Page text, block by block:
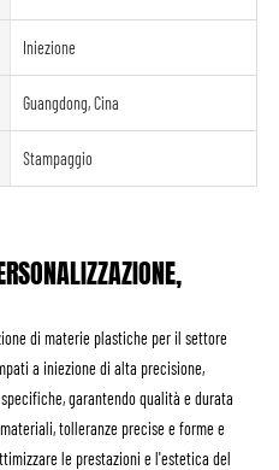
Iniezione
Guangdong, Cina
Stampaggio
di materie plastiche per il settore
a iniezione di alta precisione,
garantendo qualità e durata
tolleranze precise e forme e
le prestazioni e l'estetica del